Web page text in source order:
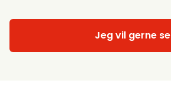
Jeg vil gerne se